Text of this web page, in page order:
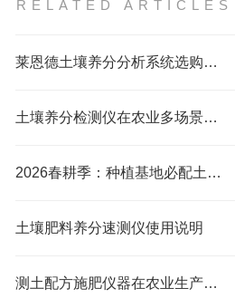
RELATED ARTICLES
莱恩德土壤养分分析系统选购指南与设备评测
土壤养分检测仪在农业多场景中的应用价值与选型指南
2026春耕季：种植基地必配土壤养分检测仪
土壤肥料养分速测仪使用说明
测土配方施肥仪器在农业生产中的功效如何